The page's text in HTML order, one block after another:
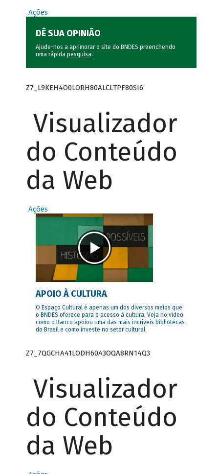
Ações
DÊ SUA OPINIÃO
Ajude-nos a aprimorar o site do BNDES preenchendo
uma rápida pesquisa.
Z7_L9KEH4O0LORH80ALCLTPF80SI6
Visualizador
do Conteúdo
da Web
Ações
APOIO À CULTURA
O Espaço Cultural é apenas um dos diversos meios que
o BNDES oferece para o acesso à cultura. Veja no vídeo
como o Banco apoiou uma das mais incríveis bibliotecas
do Brasil e como investe no setor cultural.
Z7_7QGCHA41LODH60A3OQA8RN14Q3
Visualizador
do Conteúdo
da Web